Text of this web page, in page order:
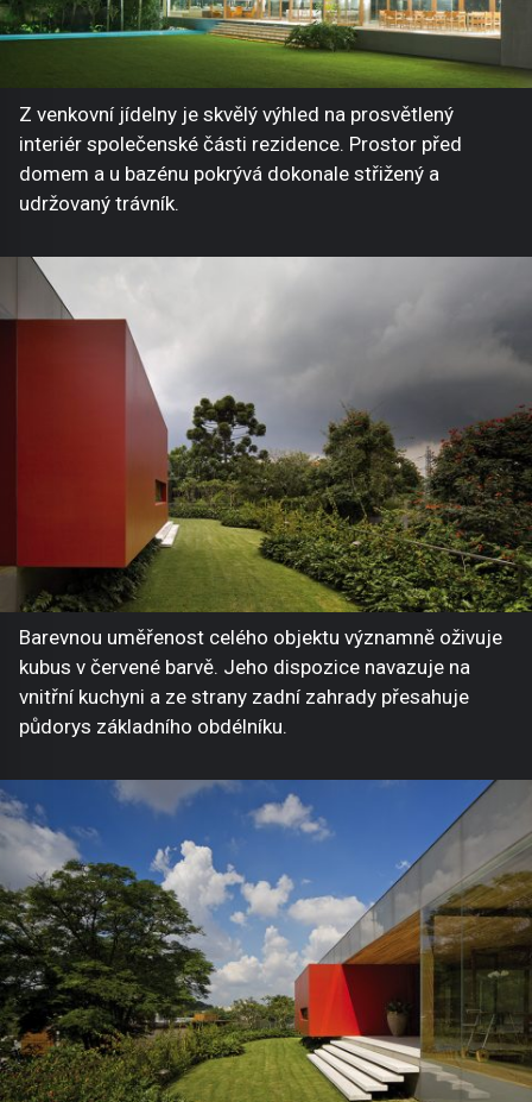
Z venkovní jídelny je skvělý výhled na prosvětlený
interiér společenské části rezidence. Prostor před
domem a u bazénu pokrývá dokonale střižený a
udržovaný trávník.
Barevnou uměřenost celého objektu významně oživuje
kubus v červené barvě. Jeho dispozice navazuje na
vnitřní kuchyni a ze strany zadní zahrady přesahuje
půdorys základního obdélníku.